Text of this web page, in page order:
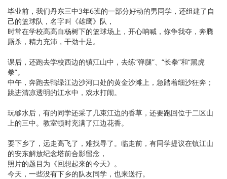
毕业前，我们丹东三中3年6班的一部分好动的男同学，还组建了自
己的篮球队，名字叫《雄鹰》队，
时常在学校高高白杨树下的篮球场上，开心呐喊，你争我夺，奔腾
厮杀，精力充沛，干劲十足。
课后，还跑去学校西边的镇江山中，去练“弹腿”、“长拳”和“黑虎
拳”。
中午，奔跑去鸭绿江边沙河口处的黄金沙滩上，急踏着细沙狂奔；
跳进清凉透明的江水中，戏水打闹。
玩够水后，有的同学还采了几束江边的香草，还要跑回位于二区山
上的三中。教室顿时充满了江边花香。
要下乡了，远走高飞了，难找寻了。临走前，有同学提议在镇江山
的安东解放纪念塔前合影留念，
照片的题目为《回想起来的今天》。
今天，一些没有下乡的队友同学，也来送行。